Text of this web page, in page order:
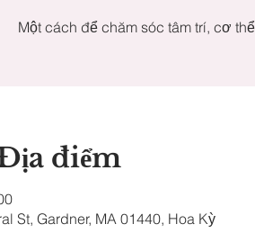
Một cách để chăm sóc tâm trí, cơ
điểm
St, Gardner, MA 01440, Hoa Kỳ